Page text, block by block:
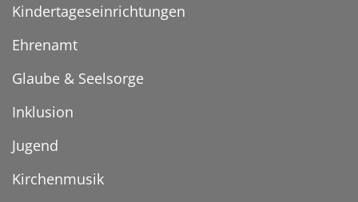
Kindertageseinrichtungen
Ehrenamt
Glaube & Seelsorge
Inklusion
Jugend
Kirchenmusik